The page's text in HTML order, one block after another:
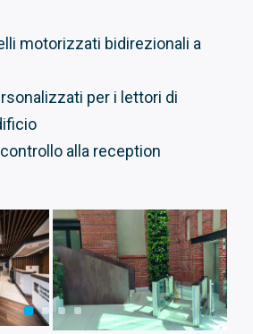
motorizzati bidirezionali a
per i lettori di
alla reception